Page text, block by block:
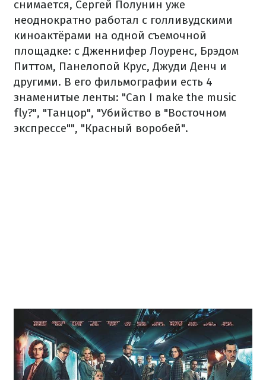
снимается, Сергей Полунин уже
неоднократно работал с голливудскими
киноактёрами на одной съемочной
площадке: с Дженнифер Лоуренс, Брэдом
Питтом, Панелопой Крус, Джуди Денч и
другими. В его фильмографии есть 4
знаменитые ленты: "Can I make the music
fly?", "Танцор", "Убийство в "Восточном
экспрессе"", "Красный воробей".